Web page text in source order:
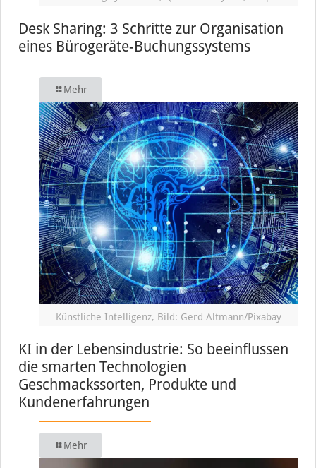
Desk Sharing: 3 Schritte zur Organisation
eines Bürogeräte-Buchungssystems
Mehr
Künstliche Intelligenz, Bild: Gerd Altmann/Pixabay
KI in der Lebensindustrie: So beeinflussen
die smarten Technologien
Geschmackssorten, Produkte und
Kundenerfahrungen
Mehr